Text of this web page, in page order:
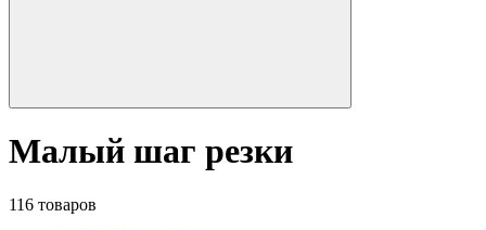
Малый шаг резки
116 товаров